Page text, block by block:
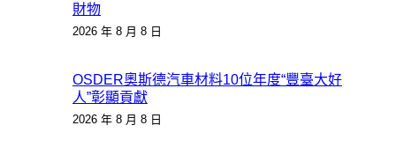
財物
2026 年 8 月 8 日
OSDER奧斯德汽車材料10位年度“豐臺大好
人”彰顯貢獻
2026 年 8 月 8 日